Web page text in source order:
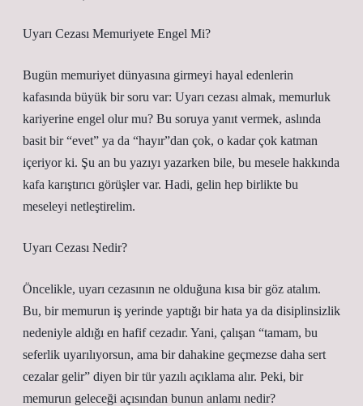
Uyarı Cezası Memuriyete Engel Mi?
Bugün memuriyet dünyasına girmeyi hayal edenlerin
kafasında büyük bir soru var: Uyarı cezası almak, memurluk
kariyerine engel olur mu? Bu soruya yanıt vermek, aslında
basit bir “evet” ya da “hayır”dan çok, o kadar çok katman
içeriyor ki. Şu an bu yazıyı yazarken bile, bu mesele hakkında
kafa karıştırıcı görüşler var. Hadi, gelin hep birlikte bu
meseleyi netleştirelim.
Uyarı Cezası Nedir?
Öncelikle, uyarı cezasının ne olduğuna kısa bir göz atalım.
Bu, bir memurun iş yerinde yaptığı bir hata ya da disiplinsizlik
nedeniyle aldığı en hafif cezadır. Yani, çalışan “tamam, bu
seferlik uyarılıyorsun, ama bir dahakine geçmezse daha sert
cezalar gelir” diyen bir tür yazılı açıklama alır. Peki, bir
memurun geleceği açısından bunun anlamı nedir?